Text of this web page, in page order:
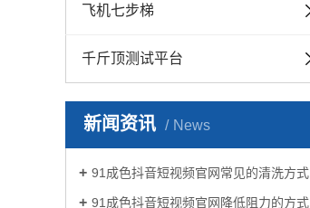
飞机七步梯
千斤顶测试平台
新闻资讯 News
91成色抖音短视频官网常见的清洗方式有哪些？
91成色抖音短视频官网降低阻力的方式